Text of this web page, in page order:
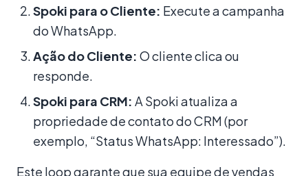
Spoki para o Cliente: Execute a campanha
do WhatsApp.
Ação do Cliente: O cliente clica ou
responde.
Spoki para CRM: A Spoki atualiza a
propriedade de contato do CRM (por
exemplo, “Status WhatsApp: Interessado”).
Este loop garante que sua equipe de vendas